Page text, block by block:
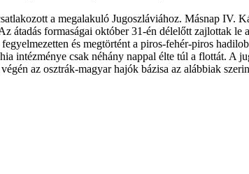
a megalakuló Jugoszláviához. Másnap IV.
átadás formaságai október 31-én délelőtt zajlottak
és megtörtént a piros-fehér-piros
intézménye csak néhány nappal élte túl a flottát. A
az osztrák-magyar hajók bázisa az alábbiak